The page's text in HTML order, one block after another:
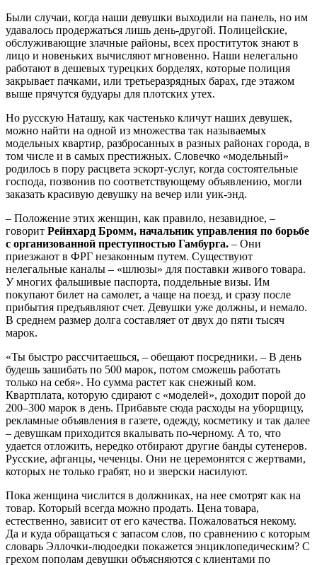
Были случаи, когда наши девушки выходили на панель, но им
удавалось продержаться лишь день-другой. Полицейские,
обслуживающие злачные районы, всех проституток знают в
лицо и новеньких вычисляют мгновенно. Наши нелегально
работают в дешевых турецких борделях, которые полиция
закрывает пачками, или третьеразрядных барах, где этажом
выше прячутся будуары для плотских утех.
Но русскую Наташу, как частенько кличут наших девушек,
можно найти на одной из множества так называемых
модельных квартир, разбросанных в разных районах города, в
том числе и в самых престижных. Словечко «модельный»
родилось в пору расцвета эскорт-услуг, когда состоятельные
господа, позвонив по соответствующему объявлению, могли
заказать красивую девушку на вечер или уик-энд.
– Положение этих женщин, как правило, незавидное, –
говорит Рейнхард Бромм, начальник управления по борьбе
с организованной преступностью Гамбурга. – Они
приезжают в ФРГ незаконным путем. Существуют
нелегальные каналы – «шлюзы» для поставки живого товара.
У многих фальшивые паспорта, поддельные визы. Им
покупают билет на самолет, а чаще на поезд, и сразу после
прибытия предъявляют счет. Девушки уже должны, и немало.
В среднем размер долга составляет от двух до пяти тысяч
марок.
«Ты быстро рассчитаешься, – обещают посредники. – В день
будешь зашибать по 500 марок, потом сможешь работать
только на себя». Но сумма растет как снежный ком.
Квартплата, которую сдирают с «моделей», доходит порой до
200–300 марок в день. Прибавьте сюда расходы на уборщицу,
рекламные объявления в газете, одежду, косметику и так далее
– девушкам приходится вкалывать по-черному. А то, что
удается отложить, нередко отбирают другие банды сутенеров.
Русские, афганцы, чеченцы. Они не церемонятся с жертвами,
которых не только грабят, но и зверски насилуют.
Пока женщина числится в должниках, на нее смотрят как на
товар. Который всегда можно продать. Цена товара,
естественно, зависит от его качества. Пожаловаться некому.
Да и куда обращаться с запасом слов, по сравнению с которым
словарь Эллочки-людоедки покажется энциклопедическим? С
грехом пополам девушки объясняются с клиентами по